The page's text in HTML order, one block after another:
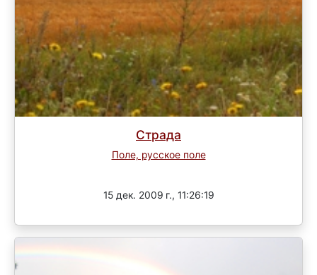
Страда
Поле, русское поле
15 дек. 2009 г., 11:26:19